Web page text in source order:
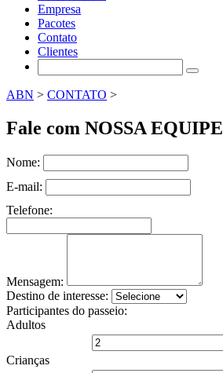
Empresa
Pacotes
Contato
Clientes
ABN > CONTATO >
Fale com NOSSA EQUIPE
Nome:
E-mail:
Telefone:
Mensagem:
Destino de interesse:
Participantes do passeio:
Adultos
Crianças